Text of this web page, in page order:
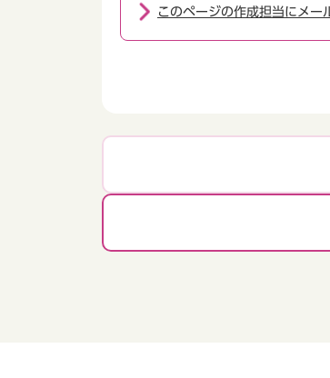
このページの作成担当にメー